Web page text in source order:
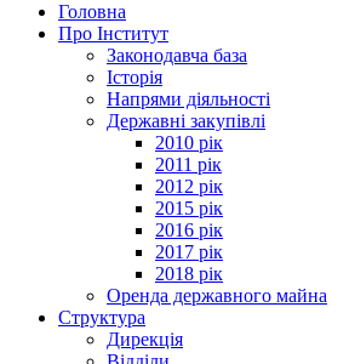
Головна
Про Інститут
Законодавча база
Історія
Напрями діяльності
Державні закупівлі
2010 рік
2011 рік
2012 рік
2015 рік
2016 рік
2017 рік
2018 рік
Оренда державного майна
Структура
Дирекція